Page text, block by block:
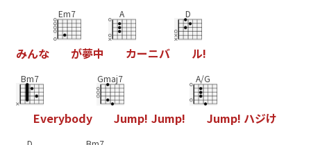
みんな
Em7
が夢中
A
カーニバ
D
ル!
Bm7
Everybody
Gmaj7
Jump! Jump!
A/G
Jump! ハジけ